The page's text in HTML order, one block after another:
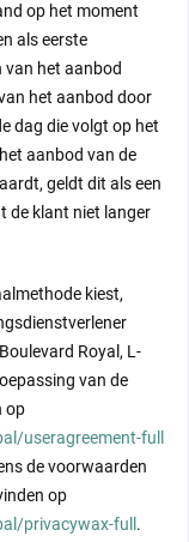
op het moment
als eerste
het aanbod
het aanbod door
dag die volgt op het
aanbod van de
geldt dit als een
de klant niet langer
kiest,
Royal, L-
van de
op
useragreement-full
de voorwaarden
op
privacywax-full .